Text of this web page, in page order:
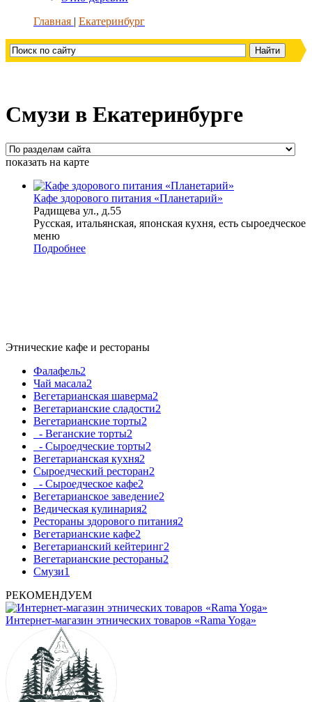
Главная
Екатеринбург
Смузи в Екатеринбурге
показать на карте
Кафе здорового питания «Планетарий»
Радищева ул., д.55
Русская, итальянская, японская кухня, есть сыроедческое
меню
Подробнее
Этнические кафе и рестораны
Фалафель2
Чай масала2
Вегетарианская шаверма2
Вегетарианские сладости2
Вегетарианские торты2
- Веганские торты2
- Сыроедческие торты2
Вегетарианская кухня2
Сыроедческий ресторан2
- Сыроедческое кафе2
Вегетарианское заведение2
Ведическая кулинария2
Рестораны здорового питания2
Вегетарианские кафе2
Вегетарианский кейтеринг2
Вегетарианские рестораны2
Смузи1
РЕКОМЕНДУЕМ
Интернет-магазин этнических товаров «Rama Yoga»